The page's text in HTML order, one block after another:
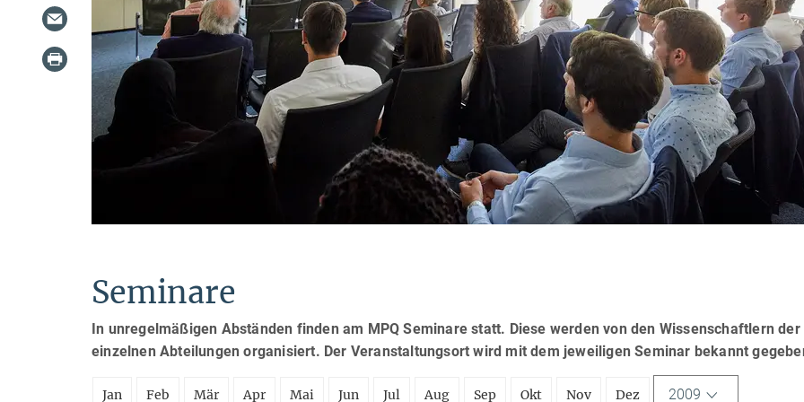
Seminare
In unregelmäßigen Abständen finden am MPQ Seminare statt. Diese werden von den Wissenschaftlern der
einzelnen Abteilungen organisiert. Der Veranstaltungsort wird mit dem jeweiligen Seminar bekannt
Jan Feb Mär Apr Mai Jun Jul Aug Sep Okt Nov Dez 2009